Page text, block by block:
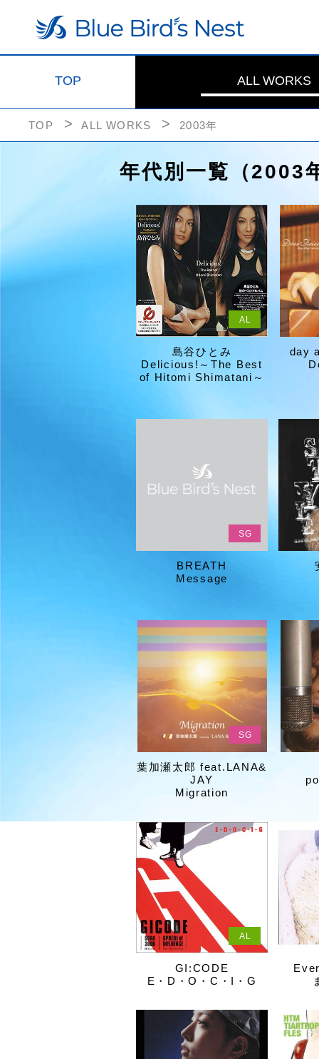
TOP ALL WORKS
TOP ALL WORKS 2003年
年代別一覧（2003
AL
島谷ひとみ
Delicious!～The Best
of Hitomi Shimatani～
day
SG
BREATH
Message
SG
葉加瀬太郎 feat.LANA&
JAY
Migration
AL
GI:CODE
E・D・O・C・I・G